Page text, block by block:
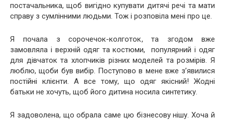
постачальника, щоб вигідно купувати дитячі речі та мати
справу з сумлінними людьми. Тож і розповіла мені про це.
Я почала з сорочечок-колготок, та згодом вже
замовляла і верхній одяг та костюми, популярний і одяг
для дівчаток та хлопчиків різних моделей та розмірів. Я
люблю, щоби був вибір. Поступово в мене вже з’явилися
постійні клієнти. А все тому, що одяг якісний! Жодні
батьки не хочуть, щоб його дитина носила синтетику.
Я задоволена, що обрала саме цю бізнесову нішу. Хоча й